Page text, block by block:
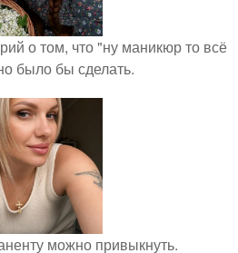
о том, что "ну маникюр то всё
было бы сделать.
можно привыкнуть.